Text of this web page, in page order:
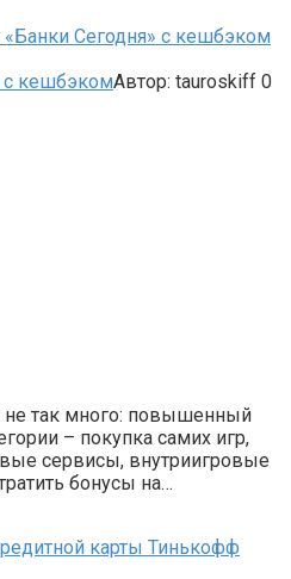
Сегодня» с кешбэком
с кешбэкомАвтор: tauroskiff 0
не так много: повышенный
– покупка самих игр,
сервисы, внутриигровые
бонусы на…
карты Тинькофф